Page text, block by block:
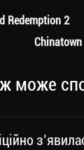
ok Li
nk
ли
ти
Redemption 2
Chinatown
може